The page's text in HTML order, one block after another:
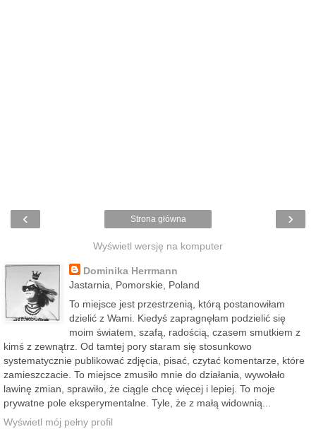
‹ ›
Strona główna
Wyświetl wersję na komputer
Dominika Herrmann
Jastarnia, Pomorskie, Poland
To miejsce jest przestrzenią, którą postanowiłam
dzielić z Wami. Kiedyś zapragnęłam podzielić się
moim światem, szafą, radością, czasem smutkiem z
kimś z zewnątrz. Od tamtej pory staram się stosunkowo
systematycznie publikować zdjęcia, pisać, czytać komentarze, które
zamieszczacie. To miejsce zmusiło mnie do działania, wywołało
lawinę zmian, sprawiło, że ciągle chcę więcej i lepiej. To moje
prywatne pole eksperymentalne. Tyle, że z małą widownią...
Wyświetl mój pełny profil